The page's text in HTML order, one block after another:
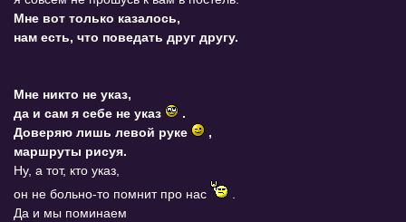
Мне вот только казалось,
нам есть, что поведать друг другу.
Мне никто не указ,
да и сам я себе не указ
.
Доверяю лишь левой руке
,
маршруты рисуя.
Ну, а тот, кто указ,
он не больно-то помнит про нас
Да и мы поминаем